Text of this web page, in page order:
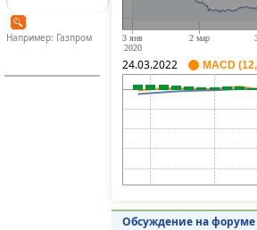
Например: Газпром
24.03.2022 MACD
Обсуждение на форуме